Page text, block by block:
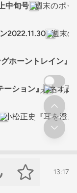
13:17
中旬号 週末のポッ
2022.11.30 週末の
ホーントレイン』
ーション』 ネオ五
小松正史『耳を澄
スクロール